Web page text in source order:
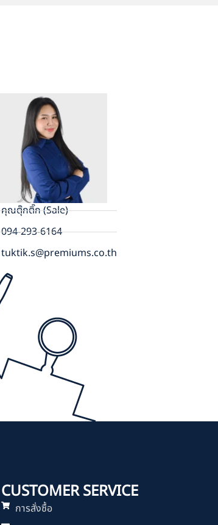
คุณตุ๊กติ๊ก (Sale)
094-293-6164
tuktik.s@premiums.co.th
CUSTOMER SERVICE
การสั่งซื้อ